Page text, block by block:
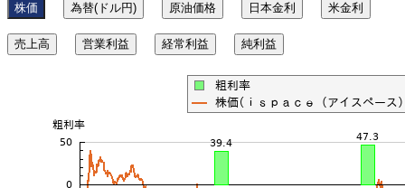
株価 為替(ドル円) 原油価格 日本金利 米金利
売上高 営業利益 経常利益 純利益